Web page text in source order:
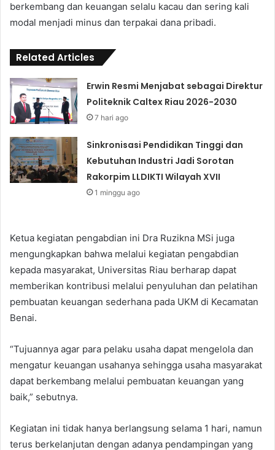
berkembang dan keuangan selalu kacau dan sering kali
modal menjadi minus dan terpakai dana pribadi.
Related Articles
Erwin Resmi Menjabat sebagai Direktur
Politeknik Caltex Riau 2026-2030
7 hari ago
Sinkronisasi Pendidikan Tinggi dan
Kebutuhan Industri Jadi Sorotan
Rakorpim LLDIKTI Wilayah XVII
1 minggu ago
Ketua kegiatan pengabdian ini Dra Ruzikna MSi juga
mengungkapkan bahwa melalui kegiatan pengabdian
kepada masyarakat, Universitas Riau berharap dapat
memberikan kontribusi melalui penyuluhan dan pelatihan
pembuatan keuangan sederhana pada UKM di Kecamatan
Benai.
“Tujuannya agar para pelaku usaha dapat mengelola dan
mengatur keuangan usahanya sehingga usaha masyarakat
dapat berkembang melalui pembuatan keuangan yang
baik,” sebutnya.
Kegiatan ini tidak hanya berlangsung selama 1 hari, namun
terus berkelanjutan dengan adanya pendampingan yang